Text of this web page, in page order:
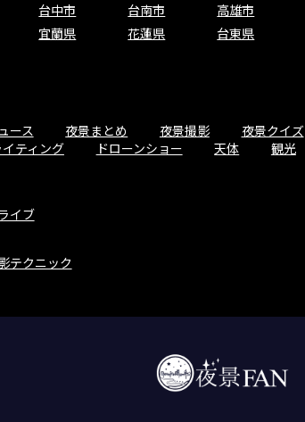
台中市 台南市 高雄市
宜蘭県 花蓮県 台東県
ース 夜景まとめ 夜景撮影 夜景クイズ
ティング ドローンショー 天体 観光
イブ
テクニック